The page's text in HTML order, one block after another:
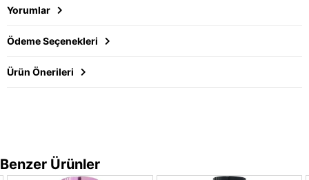
Yorumlar
Ödeme Seçenekleri
Ürün Önerileri
Benzer Ürünler